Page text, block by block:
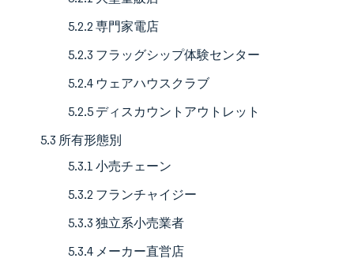
5.2.2 専門家電店
5.2.3 フラッグシップ体験センター
5.2.4 ウェアハウスクラブ
5.2.5 ディスカウントアウトレット
5.3 所有形態別
5.3.1 小売チェーン
5.3.2 フランチャイジー
5.3.3 独立系小売業者
5.3.4 メーカー直営店